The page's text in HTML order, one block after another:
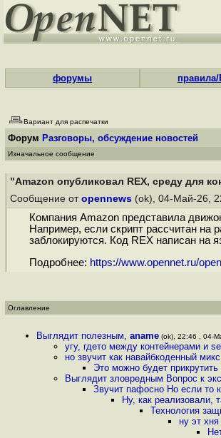
форумы правила/
Вариант для распечатки
Форум Разговоры, обсуждение новостей
Изначальное сообщение
"Amazon опубликовал REX, среду для
Сообщение от opennews (ok), 04-Май-26,
Компания Amazon представила
Например, если скрипт рассчитан на
заблокируются. Код REX написан на
Подробнее: https://www.opennet.ru/
Оглавление
Выглядит полезным, aname (ok), 22:46 , 04-
угу, гдето между контейнерами и
но звучит как навайбкоденный
Это можно будет
Выглядит зловредным Вопрос к
Звучит пафосно Но если то
Ну, как реализовали,
Технология
ну эт